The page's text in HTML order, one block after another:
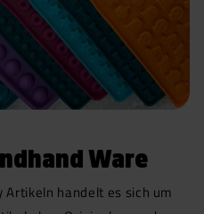
Ware
Artikeln handelt es sich um